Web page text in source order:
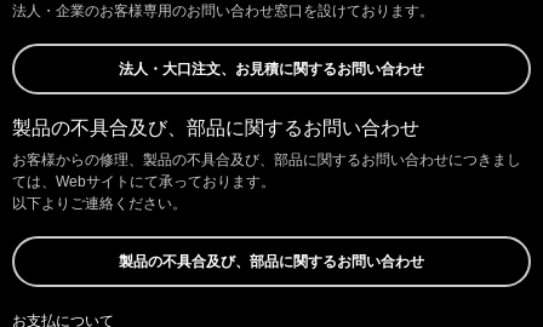
法人・企業のお客様専用のお問い合わせ窓口を設けております。
法人・大口注文、お見積に関するお問い合わせ
製品の不具合及び、部品に関するお問い合わせ
お客様からの修理、製品の不具合及び、部品に関するお問い合わせにつきまし
ては、Webサイトにて承っております。
以下よりご連絡ください。
製品の不具合及び、部品に関するお問い合わせ
お支払について